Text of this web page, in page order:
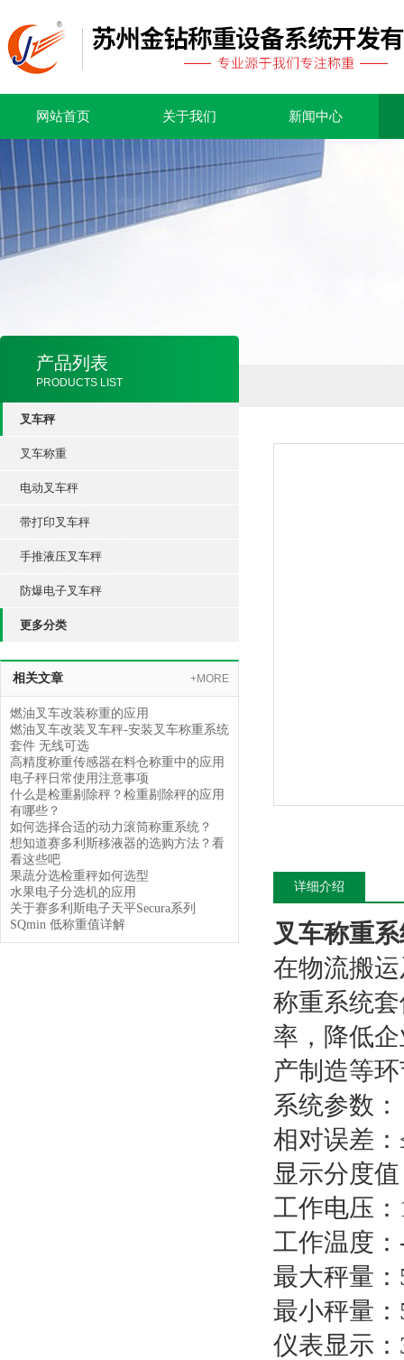
网站首页 关于我们 新闻中心
产品列表
PRODUCTS LIST
叉车秤
叉车称重
电动叉车秤
带打印叉车秤
手推液压叉车秤
防爆电子叉车秤
更多分类
相关文章 +MORE
燃油叉车改装称重的应用
燃油叉车改装叉车秤-安装叉车称重系统
套件 无线可选
高精度称重传感器在料仓称重中的应用
电子秤日常使用注意事项
什么是检重剔除秤？检重剔除秤的应用
有哪些？
如何选择合适的动力滚筒称重系统？
想知道赛多利斯移液器的选购方法？看
看这些吧
果蔬分选检重秤如何选型
水果电子分选机的应用
关于赛多利斯电子天平Secura系列
SQmin 低称重值详解
详细介绍
叉车称重
在物流搬
称重系统
率，降低
产制造等
系统参数：
相对误差：
显示分度
工作电压
工作温度
最大秤量：
最小秤量：
仪表显示